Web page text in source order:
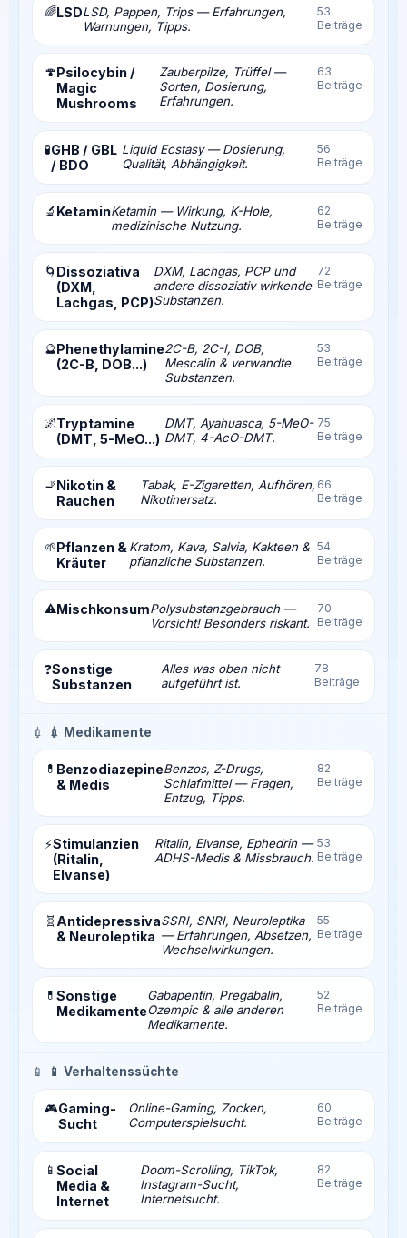
🌈LSDLSD, Pappen, Trips — Erfahrungen,
Warnungen, Tipps.
53
Beiträge
🍄Psilocybin /
Magic
Mushrooms
Zauberpilze, Trüffel —
Sorten, Dosierung,
Erfahrungen.
63
Beiträge
🧪GHB / GBL
/ BDO
Liquid Ecstasy — Dosierung,
Qualität, Abhängigkeit.
56
Beiträge
🔬 KetaminKetamin — Wirkung, K-Hole,
medizinische Nutzung.
62
Beiträge
🌀 Dissoziativa
(DXM,
Lachgas, PCP)
DXM, Lachgas, PCP und
andere dissoziativ wirkende
Substanzen.
72
Beiträge
🔮Phenethylamine
(2C-B, DOB...)
2C-B, 2C-I, DOB,
Mescalin & verwandte
Substanzen.
53
Beiträge
🌌Tryptamine
(DMT, 5-MeO...)
DMT, Ayahuasca, 5-MeO-
DMT, 4-AcO-DMT.
75
Beiträge
🚬Nikotin &
Rauchen
Tabak, E-Zigaretten, Aufhören,
Nikotinersatz.
66
Beiträge
🌱Pflanzen &
Kräuter
Kratom, Kava, Salvia, Kakteen &
pflanzliche Substanzen.
54
Beiträge
⚠️MischkonsumPolysubstanzgebrauch —
Vorsicht! Besonders riskant.
70
Beiträge
❓Sonstige
Substanzen
Alles was oben nicht
aufgeführt ist.
78
Beiträge
💉 💉 Medikamente
💊 Benzodiazepine
& Medis
Benzos, Z-Drugs,
Schlafmittel — Fragen,
Entzug, Tipps.
82
Beiträge
⚡Stimulanzien
(Ritalin,
Elvanse)
Ritalin, Elvanse, Ephedrin —
ADHS-Medis & Missbrauch.
53
Beiträge
🧬 Antidepressiva
& Neuroleptika
SSRI, SNRI, Neuroleptika
— Erfahrungen, Absetzen,
Wechselwirkungen.
55
Beiträge
💊 Sonstige
Medikamente
Gabapentin, Pregabalin,
Ozempic & alle anderen
Medikamente.
52
Beiträge
📱 📱 Verhaltenssüchte
🎮Gaming-
Sucht
Online-Gaming, Zocken,
Computerspielsucht.
60
Beiträge
📱 Social
Media &
Internet
Doom-Scrolling, TikTok,
Instagram-Sucht,
Internetsucht.
82
Beiträge